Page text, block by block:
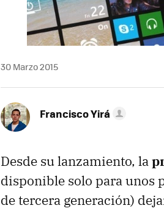
30 Marzo 2015
Francisco Yirá
Desde su lanzamiento, la
disponible solo para unos
de tercera generación)